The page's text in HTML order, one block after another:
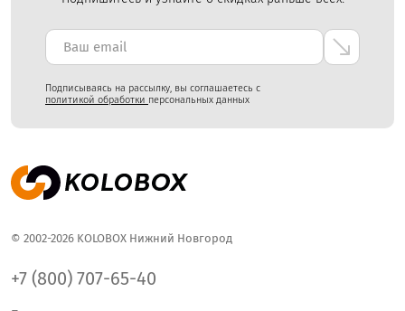
Подписываясь на рассылку, вы соглашаетесь с
политикой обработки персональных данных
© 2002-2026 KOLOBOX Нижний Новгород
+7 (800) 707-65-40